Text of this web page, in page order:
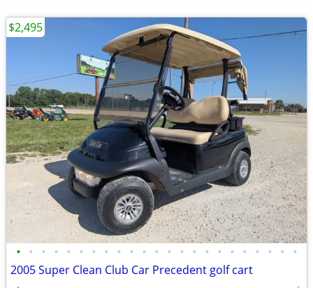
• • • • • • • • • • • • • • • • • • • • • • •
2005 Super Clean Club Car Precedent golf cart
$2,495